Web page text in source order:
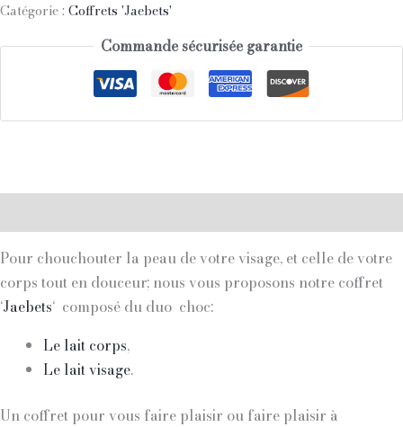
Catégorie : Coffrets 'Jaebets'
Commande sécurisée garantie
Pour chouchouter la peau de votre visage, et celle de votre
corps tout en douceur; nous vous proposons notre coffret
‘Jaebets‘ composé du duo choc:
Le lait corps,
Le lait visage.
Un coffret pour vous faire plaisir ou faire plaisir à